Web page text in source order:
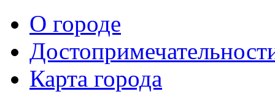
О городе
Карта города